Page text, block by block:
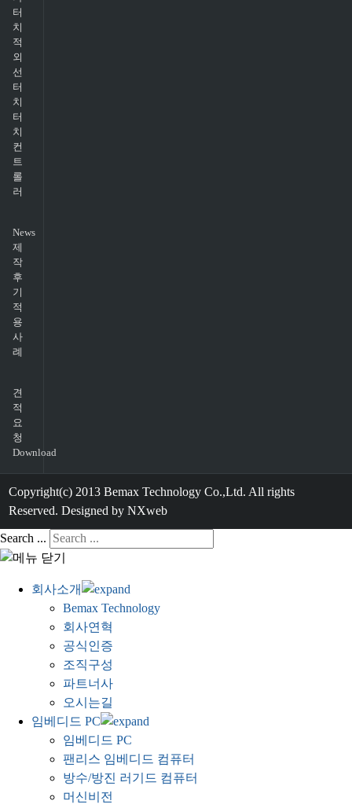
터
치
적
외
선
터
치
터
치
컨
트
롤
러
News
제
작
후
기
적
용
사
례
견
적
요
청
Download
Copyright(c) 2013 Bemax Technology Co.,Ltd. All rights
Reserved. Designed by NXweb
Search ...
회사소개
Bemax Technology
회사연혁
공식인증
조직구성
파트너사
오시는길
임베디드 PC
임베디드 PC
팬리스 임베디드 컴퓨터
방수/방진 러기드 컴퓨터
머신비전